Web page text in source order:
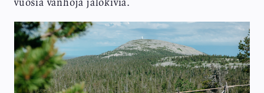
vuosia vanhoja jalokiviä.